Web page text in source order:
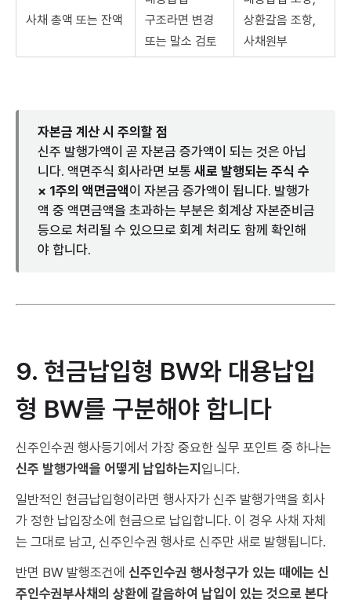
사채 총액 또는 잔액
구조라면 변경
또는 말소 검토
상환갈음 조항,
사채원부
자본금 계산 시 주의할 점
신주 발행가액이 곧 자본금 증가액이 되는 것은 아닙
니다. 액면주식 회사라면 보통 새로 발행되는 주식 수
× 1주의 액면금액이 자본금 증가액이 됩니다. 발행가
액 중 액면금액을 초과하는 부분은 회계상 자본준비금
등으로 처리될 수 있으므로 회계 처리도 함께 확인해
야 합니다.
9. 현금납입형 BW와 대용납입
형 BW를 구분해야 합니다
신주인수권 행사등기에서 가장 중요한 실무 포인트 중 하나는
신주 발행가액을 어떻게 납입하는지 입니다.
일반적인 현금납입형이라면 행사자가 신주 발행가액을 회사
가 정한 납입장소에 현금으로 납입합니다. 이 경우 사채 자체
는 그대로 남고, 신주인수권 행사로 신주만 새로 발행됩니다.
반면 BW 발행조건에 신주인수권 행사청구가 있는 때에는 신
주인수권부사채의 상환에 갈음하여 납입이 있는 것으로 본다